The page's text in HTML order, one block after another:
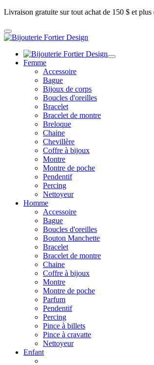
Livraison gratuite sur tout achat de 150 $ et plus
Femme
Accessoire
Bague
Bijoux de corps
Boucles d'oreilles
Bracelet
Bracelet de montre
Breloque
Chaine
Chevillère
Coffre à bijoux
Montre
Montre de poche
Pendentif
Percing
Nettoyeur
Homme
Accessoire
Bague
Boucles d'oreilles
Bouton Manchette
Bracelet
Bracelet de montre
Chaine
Coffre à bijoux
Montre
Montre de poche
Parfum
Pendentif
Percing
Pince à billets
Pince à cravatte
Nettoyeur
Enfant